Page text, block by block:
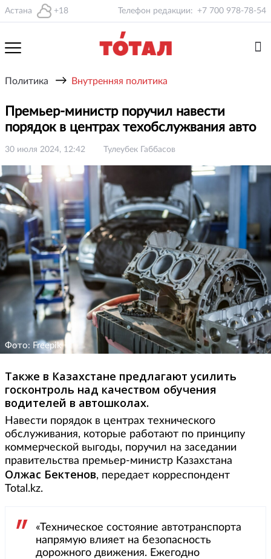
Астана +18 Телефон редакции: +7 700 978-78-54
Политика → Внутренняя политика
Премьер-министр поручил навести
порядок в центрах техобслужвания авто
30 июля 2024, 12:42 Тулеубек Габбасов
Фото: Freepik
Также в Казахстане предлагают усилить
госконтроль над качеством обучения
водителей в автошколах.
Навести порядок в центрах технического
обслуживания, которые работают по принципу
коммерческой выгоды, поручил на заседании
правительства премьер-министр Казахстана
Олжас Бектенов, передает корреспондент
Total.kz.
«Техническое состояние автотранспорта
напрямую влияет на безопасность
дорожного движения. Ежегодно